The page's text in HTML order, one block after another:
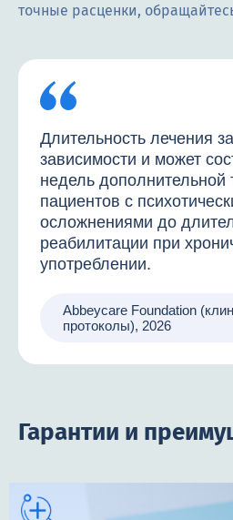
точные расценки,
Длительность лечения
зависимости и может
недель дополнительной
пациентов с
осложнениями до
реабилитации при
употреблении.
Abbeycare Foundation
протоколы), 2026
Гарантии и